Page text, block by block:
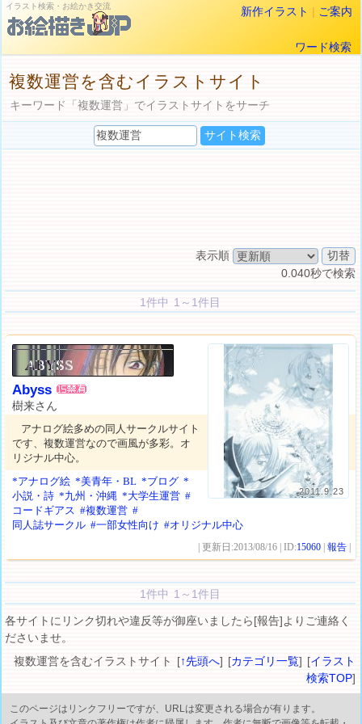
イラスト検索・お絵かき交流 新作イラスト | ご案内
ワード検索
複数運営を含むイラストサイト
キーワード「複数運営」でイラストサイトをサーチ
表示順
0.040秒で検索
1件中 1～1件目
2011.9.23
Abyss
樹来さん
アナログ絵多めの同人サークルサイト
です、複数運営なので画風が多彩。オ
リジナル中心。
*アナログ絵 *美青年・BL *ブログ *
小説・詩 *九州・沖縄 *大学生運営 #
コードギアス #複数運営 #
同人誌サークル #一部女性向け #オリジナル中心
| 更新日:2013/08/16 | ID:15060 |報告
1件中 1～1件目
各サイトにリンク切れや違反等が御座いましたら[報告]よりご連絡く
ださいませ。
複数運営を含むイラストサイト [↑先頭へ] [カテゴリ一覧] [イラスト
検索TOP]
このページはリンクフリーですが、URLは変更される場合が有ります。